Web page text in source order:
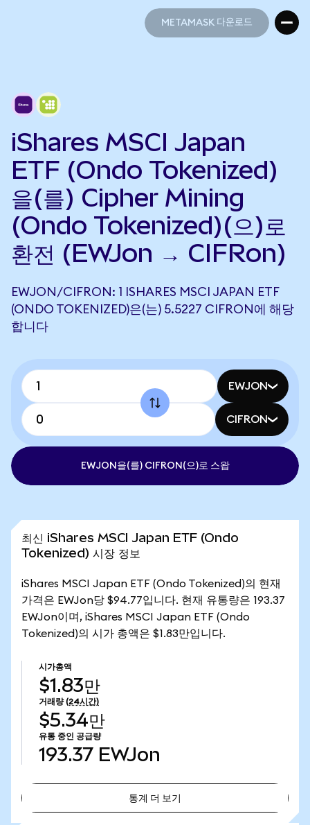
METAMASK 다운로드
iShares MSCI Japan
ETF (Ondo Tokenized)
을(를) Cipher Mining
(Ondo Tokenized)(으)로
환전 (EWJon → CIFRon)
EWJON/CIFRON: 1 ISHARES MSCI JAPAN ETF
(ONDO TOKENIZED)은(는) 5.5227 CIFRON에 해당
합니다
EWJON
CIFRON
EWJON을(를) CIFRON(으)로 스왑
최신 iShares MSCI Japan ETF (Ondo
Tokenized) 시장 정보
iShares MSCI Japan ETF (Ondo Tokenized)의 현재
가격은 EWJon당 $94.77입니다. 현재 유통량은 193.37
EWJon이며, iShares MSCI Japan ETF (Ondo
Tokenized)의 시가 총액은 $1.83만입니다.
시가총액
$1.83만
거래량 (24시간)
$5.34만
유통 중인 공급량
193.37 EWJon
통계 더 보기